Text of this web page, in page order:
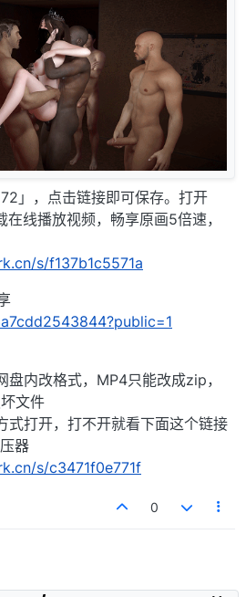
」，点击链接即可保存。打开
在线播放视频，畅享原画5倍速，
s/f137b1c5571a
盘内改格式，MP4只能改成zip，
文件
式打开，打不开就看下面这个链接
器
s/c3471f0e771f
0